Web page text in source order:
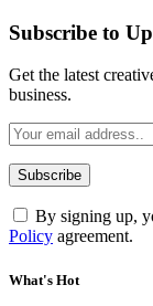
Subscribe to
Get the latest
business.
By signing up,
Policy agreement.
What's Hot